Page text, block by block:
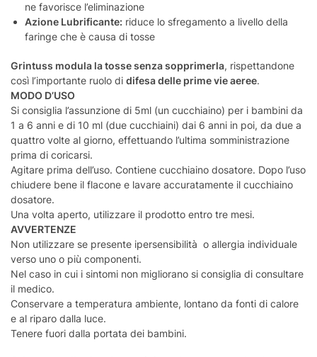
ne favorisce l’eliminazione
Azione Lubrificante: riduce lo sfregamento a livello della
faringe che è causa di tosse
Grintuss modula la tosse senza sopprimerla, rispettandone
così l’importante ruolo di difesa delle prime vie aeree.
MODO D’USO
Si consiglia l’assunzione di 5ml (un cucchiaino) per i bambini da
1 a 6 anni e di 10 ml (due cucchiaini) dai 6 anni in poi, da due a
quattro volte al giorno, effettuando l’ultima somministrazione
prima di coricarsi.
Agitare prima dell’uso. Contiene cucchiaino dosatore. Dopo l’uso
chiudere bene il flacone e lavare accuratamente il cucchiaino
dosatore.
Una volta aperto, utilizzare il prodotto entro tre mesi.
AVVERTENZE
Non utilizzare se presente ipersensibilità o allergia individuale
verso uno o più componenti.
Nel caso in cui i sintomi non migliorano si consiglia di consultare
il medico.
Conservare a temperatura ambiente, lontano da fonti di calore
e al riparo dalla luce.
Tenere fuori dalla portata dei bambini.